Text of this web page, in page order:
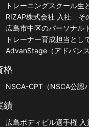
トレーニングスクール生
RIZAP株式会社 入社 そ
広島市中区のパーソナル
トレーナー育成担当とし
AdvanStage（アドバン
格
NSCA-CPT（NSCA公認
績
広島ボディビル選手権 入